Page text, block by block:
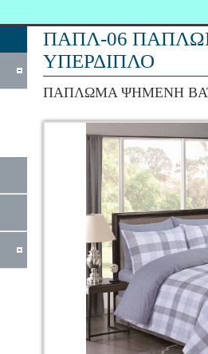
ΠΑΠΛ-06
ΥΠΕΡΔΙΠΛΟ
ΠΑΠΛΩΜΑ ΨΗΜΕΝΗ